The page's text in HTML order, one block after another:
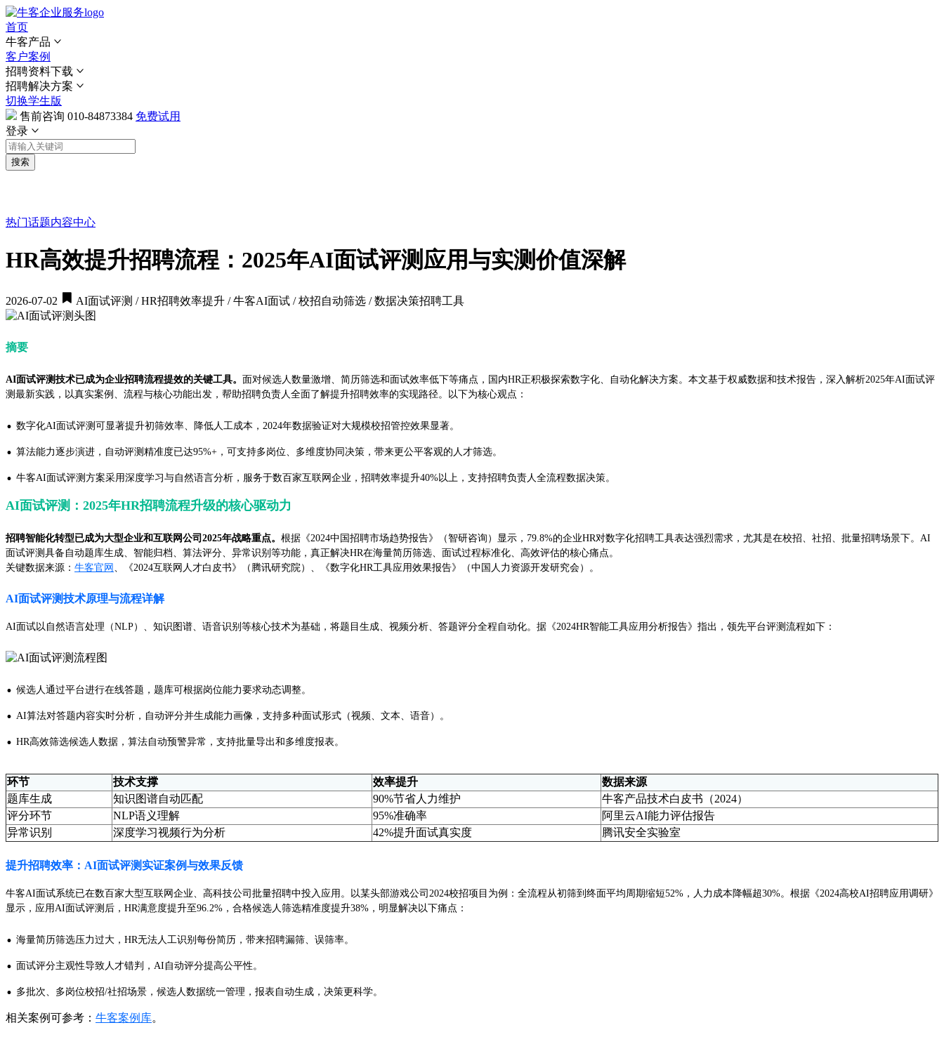
首页
牛客产品
客户案例
招聘资料下载
招聘解决方案
切换学生版
售前咨询 010-84873384 免费试用
登录
搜索
热门话题内容中心
HR高效提升招聘流程：2025年AI面试评测应用与实测价值深解
2026-07-02 AI面试评测 / HR招聘效率提升 / 牛客AI面试 / 校招自动筛选 / 数据决策招聘工具
摘要
AI面试评测技术已成为企业招聘流程提效的关键工具。 面对候选人数量激增、简历筛选和面试效率低下等痛点，国内HR正积极探索数字化、自动化解决方案。本文基于权威数据和技术报告，深入解析2025年AI面试评
测最新实践，以真实案例、流程与核心功能出发，帮助招聘负责人全面了解提升招聘效率的实现路径。以下为核心观点：
· 数字化AI面试评测可显著提升初筛效率、降低人工成本，2024年数据验证对大规模校招管控效果显著。
· 算法能力逐步演进，自动评测精准度已达95%+，可支持多岗位、多维度协同决策，带来更公平客观的人才筛选。
· 牛客AI面试评测方案采用深度学习与自然语言分析，服务于数百家互联网企业，招聘效率提升40%以上，支持招聘负责人全流程数据决策。
AI面试评测：2025年HR招聘流程升级的核心驱动力
招聘智能化转型已成为大型企业和互联网公司2025年战略重点。 根据《2024中国招聘市场趋势报告》（智研咨询）显示，79.8%的企业HR对数字化招聘工具表达强烈需求，尤其是在校招、社招、批量招聘场景下。AI
面试评测具备自动题库生成、智能归档、算法评分、异常识别等功能，真正解决HR在海量简历筛选、面试过程标准化、高效评估的核心痛点。
关键数据来源： 牛客官网 、《2024互联网人才白皮书》（腾讯研究院）、《数字化HR工具应用效果报告》（中国人力资源开发研究会）。
AI面试评测技术原理与流程详解
AI面试以自然语言处理（NLP）、知识图谱、语音识别等核心技术为基础，将题目生成、视频分析、答题评分全程自动化。据《2024HR智能工具应用分析报告》指出，领先平台评测流程如下：
· 候选人通过平台进行在线答题，题库可根据岗位能力要求动态调整。
· AI算法对答题内容实时分析，自动评分并生成能力画像，支持多种面试形式（视频、文本、语音）。
· HR高效筛选候选人数据，算法自动预警异常，支持批量导出和多维度报表。
环节 技术支撑 效率提升
数据来源
题库生成
知识图谱自动匹配 90%节省人力维护
牛客产品技术白皮书（2024）
评分环节
NLP语义理解 95%准确率
阿里云AI能力评估报告
异常识别
深度学习视频行为分析 42%提升面试真实度 腾讯安全实验室
提升招聘效率：AI面试评测实证案例与效果反馈
牛客AI面试系统已在数百家大型互联网企业、高科技公司批量招聘中投入应用。以某头部游戏公司2024校招项目为例：全流程从初筛到终面平均周期缩短52%，人力成本降幅超30%。根据《2024高校AI招聘应用调研》
显示，应用AI面试评测后，HR满意度提升至96.2%，合格候选人筛选精准度提升38%，明显解决以下痛点：
· 海量简历筛选压力过大，HR无法人工识别每份简历，带来招聘漏筛、误筛率。
· 面试评分主观性导致人才错判，AI自动评分提高公平性。
· 多批次、多岗位校招/社招场景，候选人数据统一管理，报表自动生成，决策更科学。
相关案例可参考： 牛客案例库。